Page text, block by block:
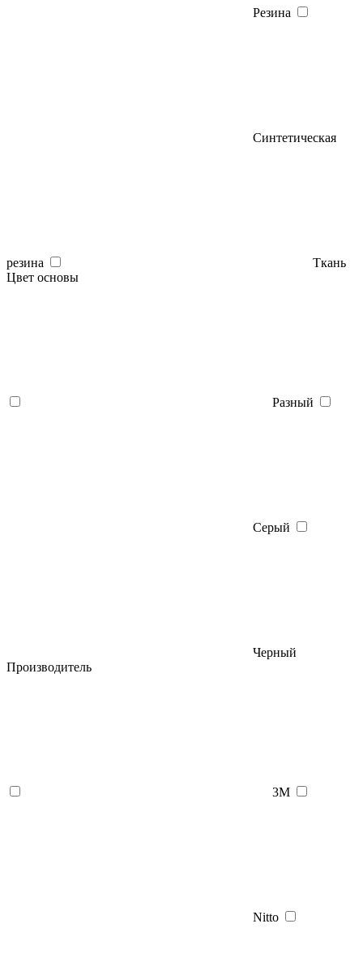
Резина
Синтетическая
резина
Ткань
Цвет основы
Разный
Серый
Черный
Производитель
3M
Nitto